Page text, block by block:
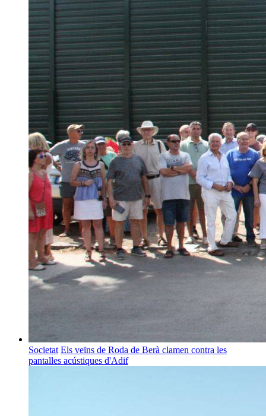
Societat Els veïns de Roda de Berà clamen contra les
pantalles acústiques d'Adif